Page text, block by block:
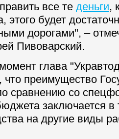
все те деньги,
этого будет
дорогами", –
Пивоварский.
глава
преимущество
сравнению со
заключается в
на другие виды